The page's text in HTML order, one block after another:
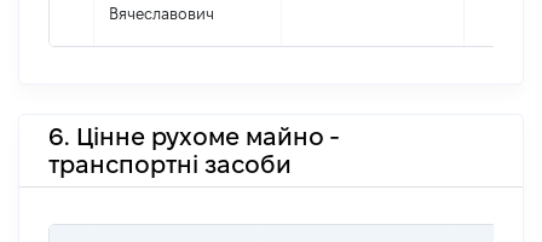
Вячеславович
6. Цінне рухоме майно -
транспортні засоби